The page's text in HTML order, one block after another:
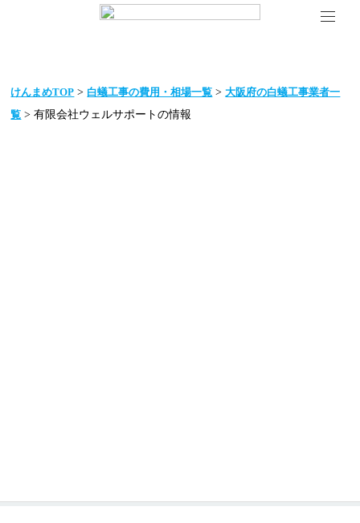
けんまめTOP > 白蟻工事の費用・相場一覧 >大阪府の白蟻工事業者一
覧 > 有限会社ウェルサポートの情報